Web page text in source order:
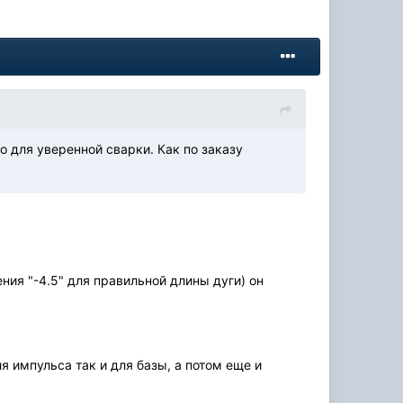
уверенной сварки. Как по заказу
"-4.5" для правильной длины дуги) он
импульса так и для базы, а потом еще и